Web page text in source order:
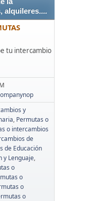
alquileres....
tu intercambio
y
Permutas o
o intercambios
de
de Educación
y Lenguaje
o
o
o
o